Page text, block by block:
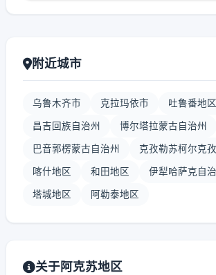
附近城市
乌鲁木齐市 克拉玛依市 吐鲁番地区
昌吉回族自治州 博尔塔拉蒙古自治州
巴音郭楞蒙古自治州 克孜勒苏柯尔克
喀什地区 和田地区 伊犁哈萨克自
塔城地区 阿勒泰地区
关于阿克苏地区